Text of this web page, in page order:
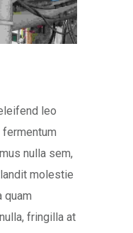
leo
nulla sem,
molestie
quam
fringilla at